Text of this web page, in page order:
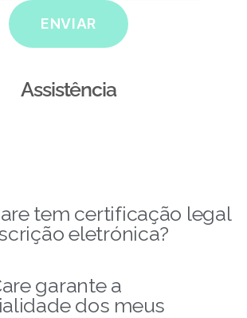
ENVIAR
Assistência
tem certificação legal
eletrónica?
garante a
dos meus